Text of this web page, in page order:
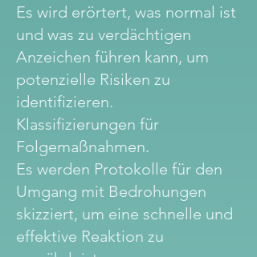
Es wird erörtert, was normal ist
und was zu verdächtigen
Anzeichen führen kann, um
potenzielle Risiken zu
identifizieren.
Klassifizierungen für
Folgemaßnahmen.
Es werden Protokolle für den
Umgang mit Bedrohungen
skizziert, um eine schnelle und
effektive Reaktion zu